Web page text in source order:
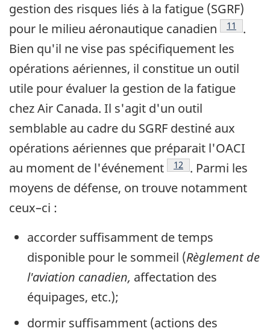
gestion des risques liés à la fatigue (SGRF)
pour le milieu aéronautique canadien
Footnote
11
.
Bien qu'il ne vise pas spécifiquement les
opérations aériennes, il constitue un outil
utile pour évaluer la gestion de la fatigue
chez Air Canada. Il s'agit d'un outil
semblable au cadre du SGRF destiné aux
opérations aériennes que préparait l'OACI
au moment de l'événement
Footnote
12
. Parmi les
moyens de défense, on trouve notamment
ceux–ci :
accorder suffisamment de temps
disponible pour le sommeil (Règlement de
l'aviation canadien, affectation des
équipages, etc.);
dormir suffisamment (actions des